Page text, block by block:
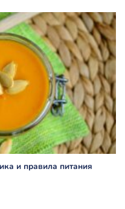
и правила питания